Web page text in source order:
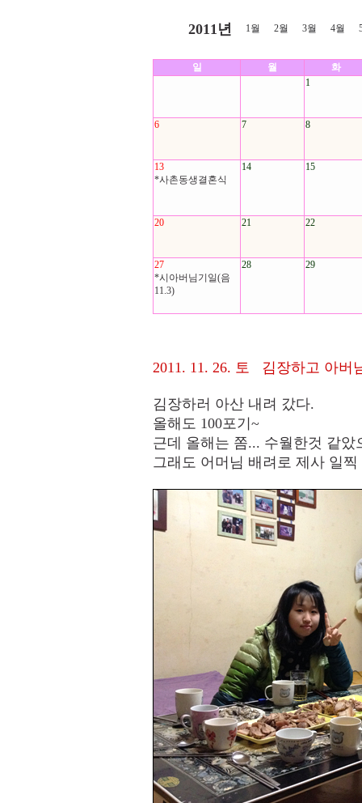
2011년 1월 2월 3월 4월
일 월
화
1
6 7 8
13
*사촌동생결혼식
14 15
20 21 22
27
*시아버님기일(음
11.3)
28 29
2011. 11. 26. 토 김장하고 아버
김장하러 아산 내려 갔다.
올해도 100포기~
근데 올해는 쫌... 수월한것 같
그래도 어머님 배려로 제사 일